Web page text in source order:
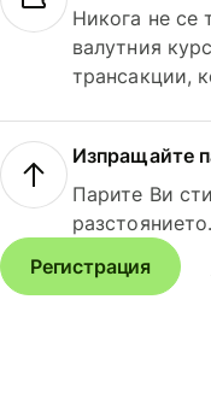
Никога не се
валутния
трансакции,
Изпращайте
Парите Ви
разстоянието.
Регистрация